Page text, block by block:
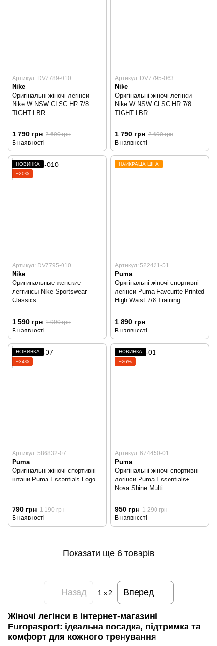
Артикул: DV7789-010
Nike
Оригінальні жіночі легінси
Nike W NSW CLSC HR 7/8
TIGHT LBR
1 790 грн 2 690 грн
В наявності
Артикул: DV7795-063
Nike
Оригінальні жіночі легінси
Nike W NSW CLSC HR 7/8
TIGHT LBR
1 790 грн 2 690 грн
В наявності
НОВИНКА
−20%
Артикул: DV7795-010
Nike
Оригинальные женские
леггинсы Nike Sportswear
Classics
1 590 грн 1 990 грн
В наявності
НАЙКРАЩА ЦІНА
Артикул: 522421-51
Puma
Оригінальні жіночі спортивні
легінси Puma Favourite Printed
High Waist 7/8 Training
1 890 грн
В наявності
НОВИНКА
−34%
Артикул: 586832-07
Puma
Оригінальні жіночі спортивні
штани Puma Essentials Logo
790 грн 1 190 грн
В наявності
НОВИНКА
−26%
Артикул: 674450-01
Puma
Оригінальні жіночі спортивні
легінси Puma Essentials+
Nova Shine Multi
950 грн 1 290 грн
В наявності
Показати ще 6 товарів
Назад 1 з 2 Вперед
Жіночі легінси в інтернет-магазині
Europasport: ідеальна посадка, підтримка та
комфорт для кожного тренування